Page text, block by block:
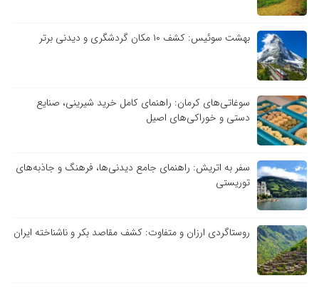
بهشت سوئیس: کشف ۱۰ مکان گردشگری و دیدنی برتر
سوغاتی‌های کرمان: راهنمای کامل خرید شیرینی، صنایع
دستی و خوراکی‌های اصیل
سفر به اتریش: راهنمای جامع دیدنی‌ها، فرهنگ و جاذبه‌های
توریستی
روستاگردی ارزان و متفاوت: کشف مقاصد بکر و ناشناخته ایران